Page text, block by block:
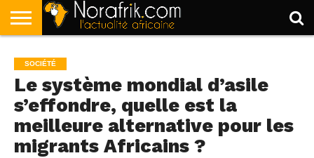
POLITIQUE
SOCIÉTÉ
ECONOMIE
SPORT
LIFESTYLE
SOCIÉTÉ
Le système mondial d’asile
s’effondre, quelle est la
meilleure alternative pour les
migrants Africains ?